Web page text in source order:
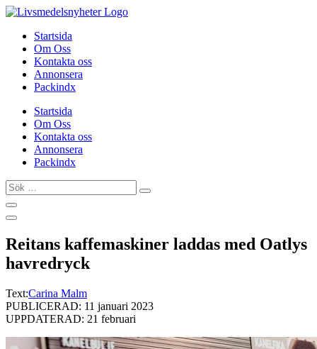
Hoppa
innehållStartsida
Om Oss
Kontakta oss
Annonsera
Packindx
Startsida
Om Oss
Kontakta oss
Annonsera
Packindx
Sök
…
Reitans kaffemaskiner laddas med Oatlys
havredryck
Text:Carina Malm
PUBLICERAD: 11 januari 2023
UPPDATERAD: 21 februari